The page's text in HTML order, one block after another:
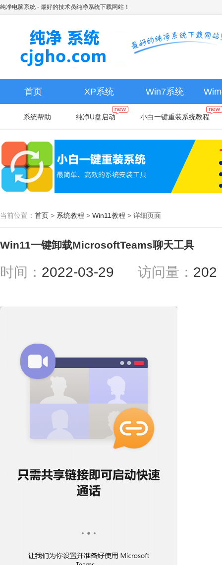
纯净电脑系统 - 最好的技术员纯净系统下载网站！
首页 XP系统 Win7系统
系统帮助 纯净U盘启动 小白一键重装系统教程
当前位置： 首页 > 系统教程 > Win11教程 > 详细页面
Win11一键卸载MicrosoftTeams聊天工具
时间： 2022-03-29 访问量：